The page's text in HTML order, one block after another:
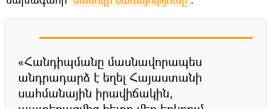
«Հանդիպմանը մասնավորապես
անդրադարձ է եղել Հայաստանի
սահմանային իրավիճակին,